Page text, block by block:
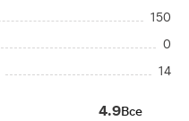
150
0
14
4.9Все